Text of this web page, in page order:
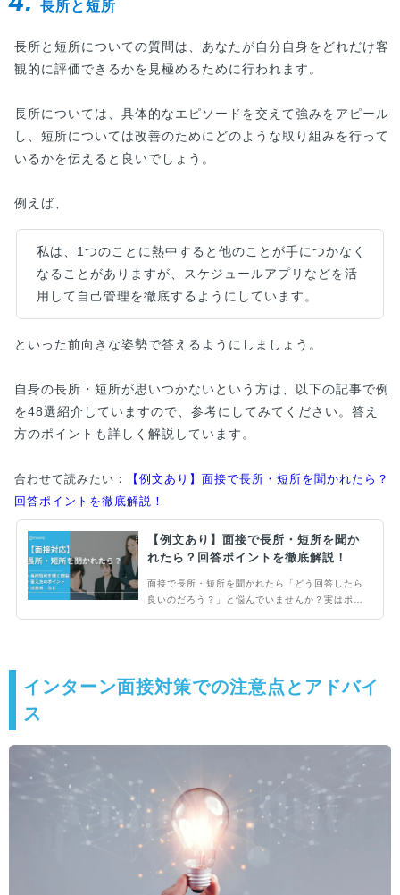
長所と短所
長所と短所についての質問は、あなたが自分自身をどれだけ客
観的に評価できるかを見極めるために行われます。
長所については、具体的なエピソードを交えて強みをアピール
し、短所については改善のためにどのような取り組みを行って
いるかを伝えると良いでしょう。
例えば、
私は、1つのことに熱中すると他のことが手につかなく
なることがありますが、スケジュールアプリなどを活
用して自己管理を徹底するようにしています。
といった前向きな姿勢で答えるようにしましょう。
自身の長所・短所が思いつかないという方は、以下の記事で例
を48選紹介していますので、参考にしてみてください。答え
方のポイントも詳しく解説しています。
合わせて読みたい：
【例文あり】面接で長所・短所を聞かれたら？
回答ポイントを徹底解説！
【例文あり】面接で長所・短所を聞か
れたら？回答ポイントを徹底解説！
面接で長所・短所を聞かれたら「どう回答したら
良いのだろう？」と悩んでいませんか？実はポイ
インターン面接対策での注意点とアドバイ
ス